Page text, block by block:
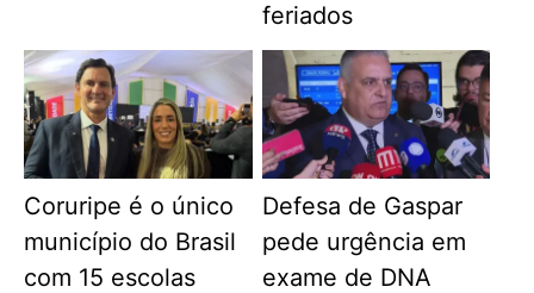
feriados
Coruripe é o único
município do Brasil
com 15 escolas
Defesa de Gaspar
pede urgência em
exame de DNA